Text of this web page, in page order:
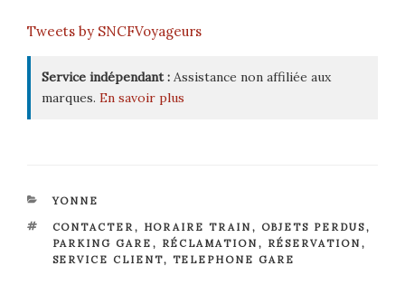
Tweets by SNCFVoyageurs
Service indépendant : Assistance non affiliée aux
marques. En savoir plus
CATÉGORIES
YONNE
ÉTIQUETTES
CONTACTER, HORAIRE TRAIN , OBJETS PERDUS,
PARKING GARE , RÉCLAMATION , RÉSERVATION ,
SERVICE CLIENT, TELEPHONE GARE